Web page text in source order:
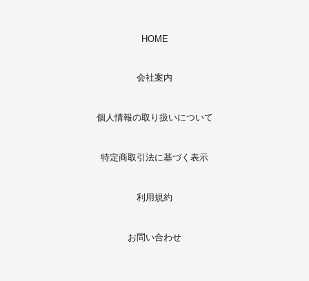
HOME
会社案内
個人情報の取り扱いについて
特定商取引法に基づく表示
利用規約
お問い合わせ